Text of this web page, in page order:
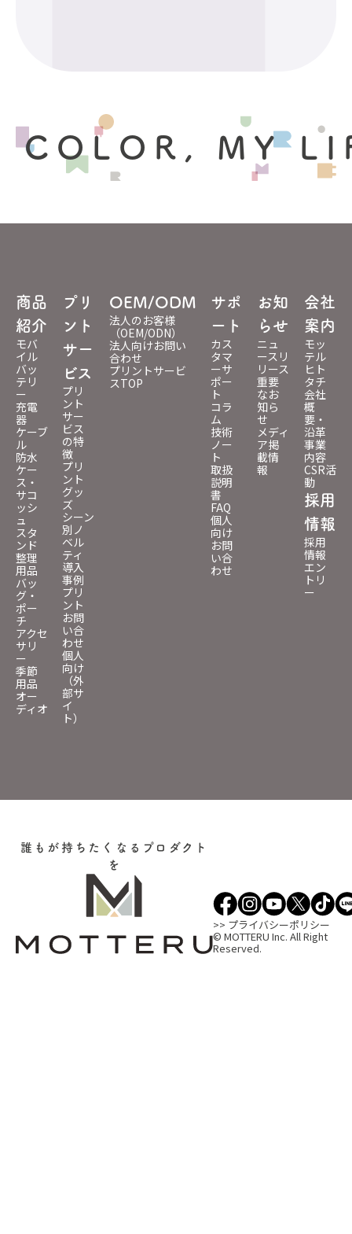
COLOR, MY
商品
紹介
モバ
イル
バッ
テリ
ー
充電
器
ケーブ
ル
防水
ケー
ス・
サコ
ッシ
ュ
スタ
ンド
整理
用品
バッ
グ・
ポー
チ
アクセ
サリ
ー
季節
用品
オー
ディオ
プリ
ント
サー
ビス
プリ
ント
サー
ビス
の特
徴
プリ
ント
グッ
ズ
シーン
別ノ
ベル
ティ
導入
事例
プリ
ント
お問
い合
わせ
個人
向け
（外
部サ
イ
ト）
OEM/ODM
法人のお客様
（OEM/ODN）
法人向けお問い
合わせ
プリントサービ
スTOP
サポ
ート
カス
タマ
ーサ
ポー
ト
コラ
ム
技術
ノー
ト
取扱
説明
書
FAQ
個人
向け
お問
い合
わせ
お知
らせ
ニュ
ースリ
リース
重要
なお
知ら
せ
メディ
ア掲
載情
報
会社
案内
モッ
テル
ヒト
タチ
会社
概
要・
沿革
事業
内容
CSR活
動
採用
情報
採用
情報
エン
トリ
ー
誰もが持ちたくなるプロダクト
を
>> プライバシーポリシー
© MOTTERU Inc. All Right
Reserved.